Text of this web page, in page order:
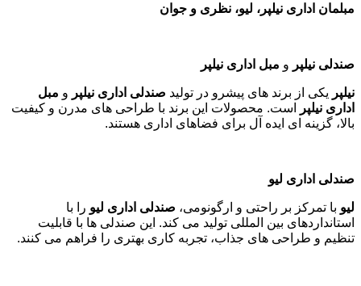
مبلمان اداری نیلپر، لیو، نظری و جوان
صندلی نیلپر و مبل اداری نیلپر
نیلپر یکی از برند های پیشرو در تولید صندلی اداری نیلپر و مبل
اداری نیلپر
است. محصولات این برند با طراحی های مدرن و کیفیت
بالا، گزینه ای ایده آل برای فضاهای اداری هستند.
صندلی اداری لیو
لیو با تمرکز بر راحتی و ارگونومی، صندلی اداری لیو را با
استانداردهای بین المللی تولید می کند. این صندلی ها با قابلیت
تنظیم و طراحی های جذاب، تجربه کاری بهتری را فراهم می کنند.